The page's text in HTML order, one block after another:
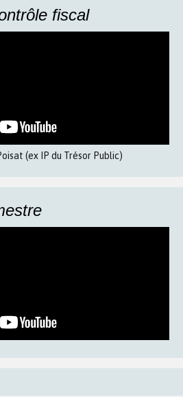
fiscal
(ex IP du Trésor Public)